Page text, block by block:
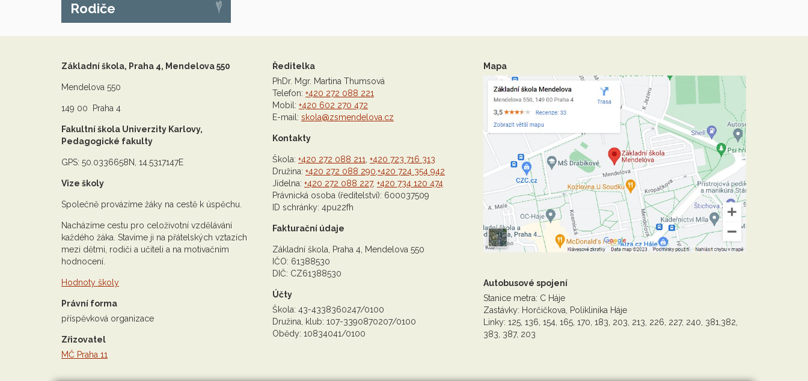
Rodiče
Základní škola, Praha 4, Mendelova 550
Mendelova 550
149 00 Praha 4
Fakultní škola Univerzity Karlovy,
Pedagogické fakulty
GPS: 50.0336658N, 14.5317147E
Vize školy
Společně provázíme žáky na cestě k úspěchu.
Nacházíme cestu pro celoživotní vzdělávání
každého žáka. Stavíme ji na přátelských vztazích
mezi dětmi, rodiči a učiteli a na motivačním
hodnocení.
Hodnoty školy
Právní forma
příspěvková organizace
Zřizovatel
MČ Praha 11
Ředitelka
PhDr. Mgr. Martina Thumsová
Telefon: +420 272 088 221
Mobil: +420 602 270 472
E-mail: skola@zsmendelova.cz
Kontakty
Škola: +420 272 088 211 +420 723 716 313
Družina: +420 272 088 290 +420 724 354 942
Jídelna: +420 272 088 227, +420 734 120 474
Právnická osoba (ředitelství): 600037509
ID schránky: 4pu22fh
Fakturační údaje
Základní škola, Praha 4, Mendelova 550
IČO: 61388530
DIČ: CZ61388530
Účty
Škola: 43-4338360247/0100
Družina, klub: 107-3390870207/0100
Obědy: 10834041/0100
Mapa
Autobusové spojení
Stanice metra: C Háje
Zastávky: Horčičkova, Poliklinika Háje
Linky: 125, 136, 154, 165, 170, 183, 203, 213, 226, 227, 240, 381,382,
383, 387, 203